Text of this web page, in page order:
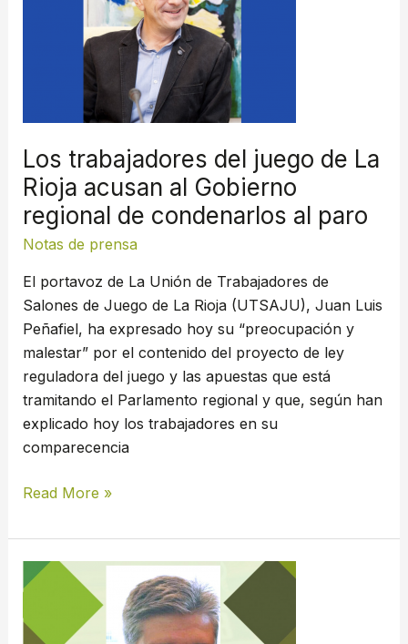
Los trabajadores del juego de La
Rioja acusan al Gobierno
regional de condenarlos al paro
Notas de prensa
El portavoz de La Unión de Trabajadores de
Salones de Juego de La Rioja (UTSAJU), Juan Luis
Peñafiel, ha expresado hoy su “preocupación y
malestar” por el contenido del proyecto de ley
reguladora del juego y las apuestas que está
tramitando el Parlamento regional y que, según han
explicado hoy los trabajadores en su
comparecencia
Gobierno
regional
de
condenarlos
paro
Read More »
portavoz
de